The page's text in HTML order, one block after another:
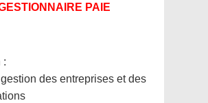
PAIE
:
des entreprises et des